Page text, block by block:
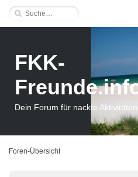
FKK-
Dein Forum für nackte
Foren-Übersicht